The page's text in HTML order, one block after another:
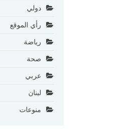
دولي
رأي الموقع
رياضة
صحة
عربي
لبنان
منوعات